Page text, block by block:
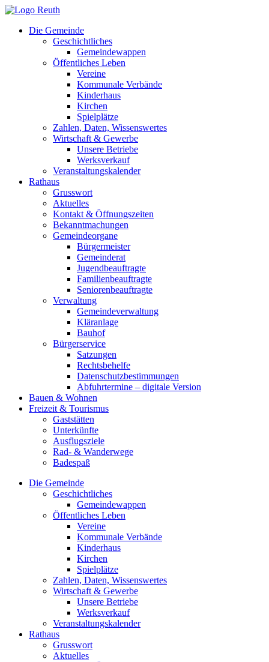
Zum
springenDie Gemeinde
Geschichtliches
Gemeindewappen
Öffentliches Leben
Vereine
Kommunale Verbände
Kinderhaus
Kirchen
Spielplätze
Zahlen, Daten, Wissenswertes
Wirtschaft & Gewerbe
Unsere Betriebe
Werksverkauf
Veranstaltungskalender
Rathaus
Grusswort
Aktuelles
Kontakt & Öffnungszeiten
Bekanntmachungen
Gemeindeorgane
Bürgermeister
Gemeinderat
Jugendbeauftragte
Familienbeauftragte
Seniorenbeauftragte
Verwaltung
Gemeindeverwaltung
Kläranlage
Bauhof
Bürgerservice
Satzungen
Rechtsbehelfe
Datenschutzbestimmungen
Abfuhrtermine – digitale Version
Bauen & Wohnen
Freizeit & Tourismus
Gaststätten
Unterkünfte
Ausflugsziele
Rad- & Wanderwege
Badespaß
Die Gemeinde
Geschichtliches
Gemeindewappen
Öffentliches Leben
Vereine
Kommunale Verbände
Kinderhaus
Kirchen
Spielplätze
Zahlen, Daten, Wissenswertes
Wirtschaft & Gewerbe
Unsere Betriebe
Werksverkauf
Veranstaltungskalender
Rathaus
Grusswort
Aktuelles